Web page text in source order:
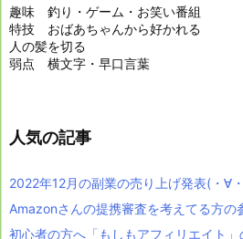
趣味 釣り・ゲーム・お笑い番組
特技 おばあちゃんから好かれる
人の髪を切る
弱点 横文字・早口言葉
人気の記事
2022年12月の副業の売り上げ発表(・∀
Amazonさんの提携審査を考えてる方の
初心者の方へ「もしもアフィリエイト